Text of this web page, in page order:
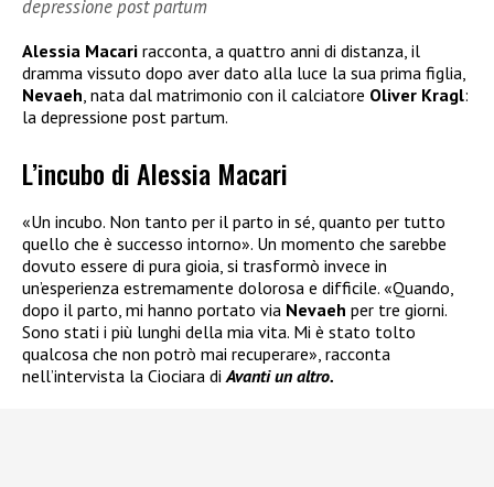
depressione post partum
Alessia Macari racconta, a quattro anni di distanza, il
dramma vissuto dopo aver dato alla luce la sua prima figlia,
Nevaeh, nata dal matrimonio con il calciatore Oliver Kragl:
la depressione post partum.
L’incubo di Alessia Macari
«Un incubo. Non tanto per il parto in sé, quanto per tutto
quello che è successo intorno». Un momento che sarebbe
dovuto essere di pura gioia, si trasformò invece in
un’esperienza estremamente dolorosa e difficile. «Quando,
dopo il parto, mi hanno portato via Nevaeh per tre giorni.
Sono stati i più lunghi della mia vita. Mi è stato tolto
qualcosa che non potrò mai recuperare», racconta
nell’intervista la Ciociara di Avanti un altro.